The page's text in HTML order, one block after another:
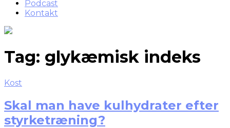
Podcast
Kontakt
Tag: glykæmisk indeks
Kost
Skal man have kulhydrater efter
styrketræning?